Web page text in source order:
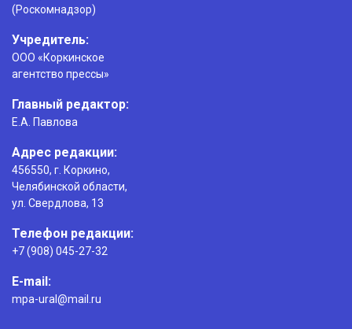
(Роскомнадзор)
Учредитель:
ООО «Коркинское
агентство прессы»
Главный редактор:
Е.А. Павлова
Адрес редакции:
456550, г. Коркино,
Челябинской области,
ул. Свердлова, 13
Телефон редакции:
+7 (908) 045-27-32
E-mail:
mpa-ural@mail.ru